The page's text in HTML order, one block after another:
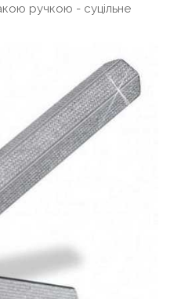
ручкою - суцільне